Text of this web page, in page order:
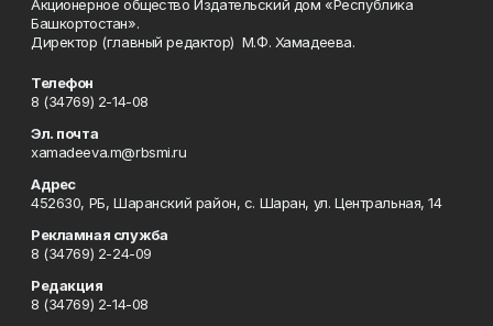
Акционерное общество Издательский дом «Республика
Башкортостан».
Директор (главный редактор) М.Ф. Хамадеева.
Телефон
8 (34769) 2-14-08
Эл. почта
xamadeeva.m@rbsmi.ru
Адрес
452630, РБ, Шаранский район, с. Шаран, ул. Центральная, 14
Рекламная служба
8 (34769) 2-24-09
Редакция
8 (34769) 2-14-08